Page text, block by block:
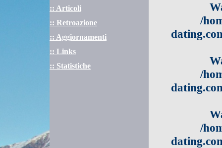
:: Articoli
:: Retroazione
:: Aggiornamenti
:: Links
:: Statistiche
/
/
/